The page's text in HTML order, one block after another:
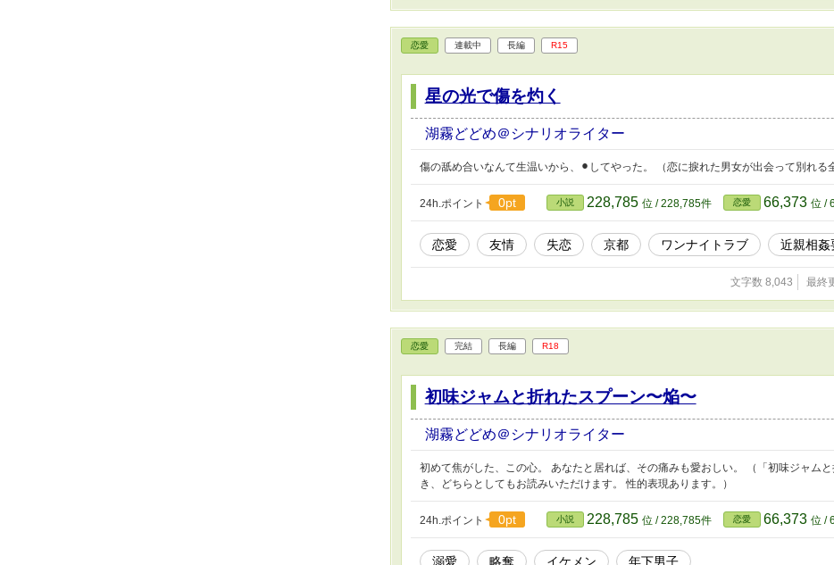
恋愛 連載中 長編 R15
星の光で傷を灼く
湖霧どどめ＠シナリオライター
傷の舐め合いなんて生温いから、⚫︎してやった。 （恋に捩れた男女が出会って別れる
24h.ポイント 0pt 小説 228,785 位 / 228,785件 恋愛 66,373 位 /
恋愛 友情 失恋 京都 ワンナイトラブ 近親相姦
文字数 8,043 最終
恋愛 完結 長編 R18
初味ジャムと折れたスプーン〜焔〜
湖霧どどめ＠シナリオライター
初めて焦がした、この心。 あなたと居れば、その痛みも愛おしい。 （「初味ジャム
き、どちらとしてもお読みいただけます。 性的表現あります。）
24h.ポイント 0pt 小説 228,785 位 / 228,785件 恋愛 66,373 位 /
溺愛 略奪 イケメン 年下男子